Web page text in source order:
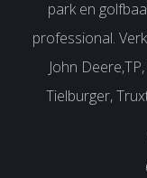
park en
professional.
John
Tielburger,